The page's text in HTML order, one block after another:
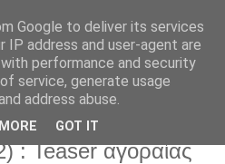
Masses
since 2004
2011
: Teaser αγοραίας
Google to deliver its services
IP address and user-agent are
performance and security
service, generate usage
address abuse.
GOT IT